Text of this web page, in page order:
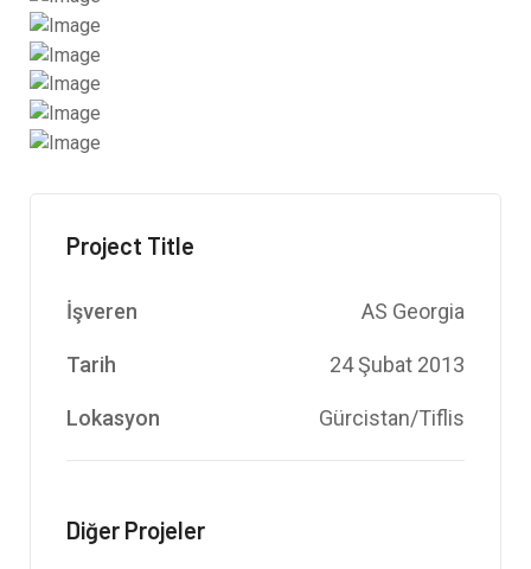
Project Title
İşveren AS Georgia
Tarih 24 Şubat 2013
Lokasyon Gürcistan/Tiflis
Diğer Projeler